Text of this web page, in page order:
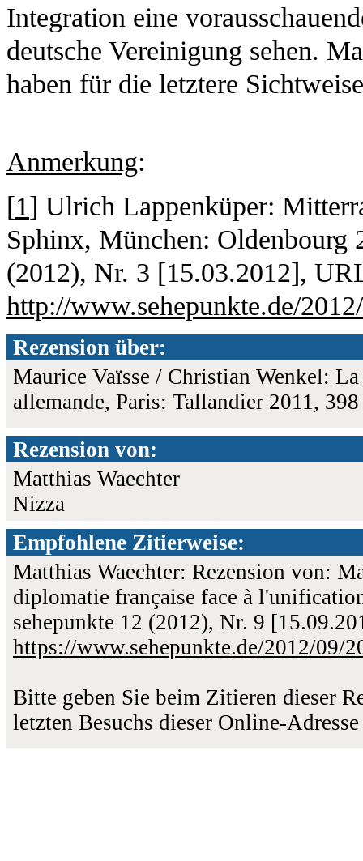
Integration eine
deutsche Vereinigung sehen.
haben für die letztere
Anmerkung:
[1] Ulrich Lappenküper:
Sphinx, München: Oldenbourg
(2012), Nr. 3 [15.03.2012],
http://www.sehepunkte.de/
Rezension über:
Maurice Vaïsse / Christian Wenkel:
allemande, Paris: Tallandier 2011,
Rezension von:
Matthias Waechter
Nizza
Empfohlene Zitierweise:
Matthias Waechter: Rezension von:
diplomatie française face à
sehepunkte 12 (2012), Nr. 9
https://www.sehepunkte.de/2012/09/
Bitte geben Sie beim Zitieren dieser
letzten Besuchs dieser Online-Adresse